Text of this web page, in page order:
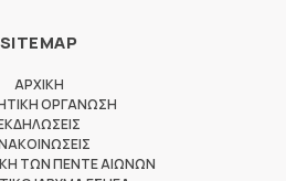
SITEMAP
ΑΡΧΙΚΗ
ΟΡΓΑΝΩΣΗ
ΤΩΝ ΠΕΝΤΕ ΑΙΩΝΩΝ